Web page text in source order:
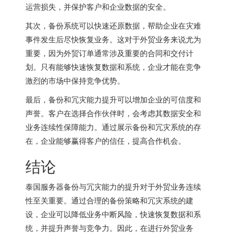
运营损失，并保护客户和企业数据的安全。
其次，备份系统可以快速还原数据，帮助企业在灾难
事件发生后尽快恢复业务。这对于外贸业务来说尤为
重要，因为外贸订单通常涉及重要的合同和交付计
划。只有能够快速恢复数据和系统，企业才能在竞争
激烈的市场中保持竞争优势。
最后，备份和冗灾能力提升可以增加企业的可信度和
声誉。客户在选择合作伙伴时，会考虑其数据安全和
业务连续性保障能力。通过展示备份和冗灾系统的存
在，企业能够赢得客户的信任，提高合作机会。
结论
泰国服务器备份与冗灾能力的提升对于外贸业务连续
性至关重要。通过合理的备份策略和冗灾系统的建
设，企业可以降低业务中断风险，快速恢复数据和系
统，并提升声誉与竞争力。因此，在进行外贸业务